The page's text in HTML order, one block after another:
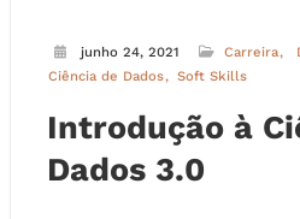
junho 24, 2021 Carreira
Ciência de Dados
Soft Skills
Introdução à
Dados 3.0